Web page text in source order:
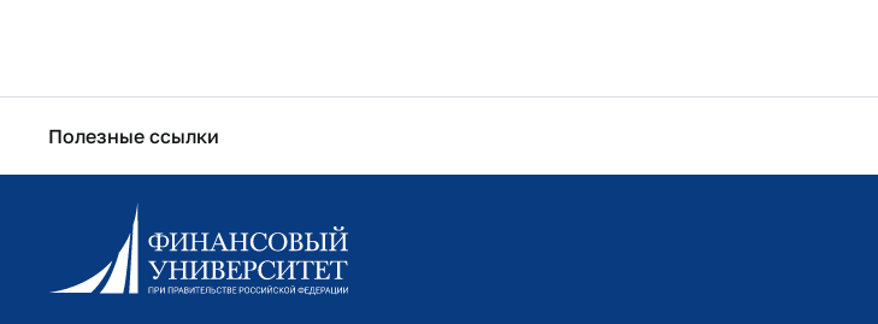
Полезные ссылки
Информационно-образовательный портал
Личный кабинет поступающего
Библиотечно-информационный комплекс